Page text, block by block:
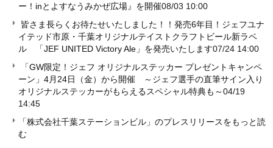
ー！inとよすなうみかぜ広場』を開催08/03 10:00
皆さま長らくお待たせいたしました！！発売6年目！ジェフユナ
イテッド市原・千葉オリジナルテイストクラフトビール新ラベ
ル 「JEF UNITED Victory Ale」を発売いたします07/24 14:00
「GW限定！ジェフ オリジナルステッカー プレゼントキャンペ
ーン」4月24日（金）から開催 ～ジェフ選手の直筆サイン入り
オリジナルステッカーがもらえるスペシャル特典も～04/19
14:45
「株式会社千葉ステーションビル」のプレスリリースをもっと読
む